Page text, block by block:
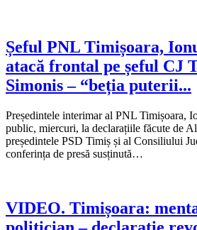
Șeful PNL Timișoara,
atacă frontal pe șeful CJ
Simonis – “beția puterii...
Președintele interimar al PNL Timișoara,
public, miercuri, la declarațiile făcute de
președintele PSD Timiș și al Consiliului
conferința de presă susținută…
VIDEO. Timișoara: